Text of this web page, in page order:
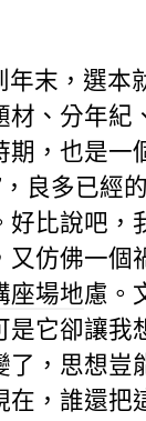
年末，選本
材、分年紀
期，也是一
，良多已經
好比說吧，
又仿佛一個
座場地慮。
是它卻讓我
了，思想豈
在，誰還把